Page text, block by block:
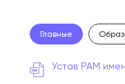
Главные
Устав РАМ